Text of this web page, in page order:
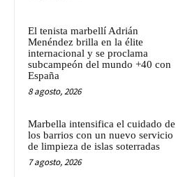
El tenista marbellí Adrián
Menéndez brilla en la élite
internacional y se proclama
subcampeón del mundo +40 con
España
8 agosto, 2026
Marbella intensifica el cuidado de
los barrios con un nuevo servicio
de limpieza de islas soterradas
7 agosto, 2026